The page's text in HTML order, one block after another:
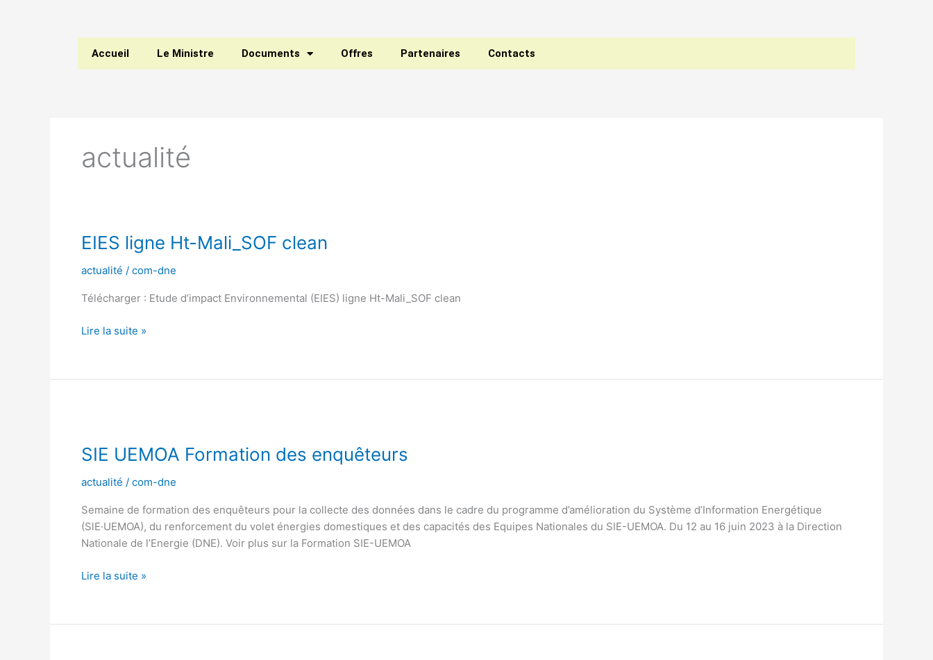
Accueil Le Ministre Documents Offres Partenaires Contacts
actualité
EIES ligne Ht-Mali_SOF clean
actualité / com-dne
Télécharger : Etude d’impact Environnemental (EIES) ligne Ht-Mali_SOF clean
EIES
Ht-
clean
Lire la suite »
SIE UEMOA Formation des enquêteurs
actualité / com-dne
Semaine de formation des enquêteurs pour la collecte des données dans le cadre du programme d’amélioration du Système d’Information Energétique
(SlE·UEMOA), du renforcement du volet énergies domestiques et des capacités des Equipes Nationales du SIE-UEMOA. Du 12 au 16 juin 2023 à la Direction
Nationale de l’Energie (DNE). Voir plus sur la Formation SIE-UEMOA
Formation
enquêteurs
Lire la suite »